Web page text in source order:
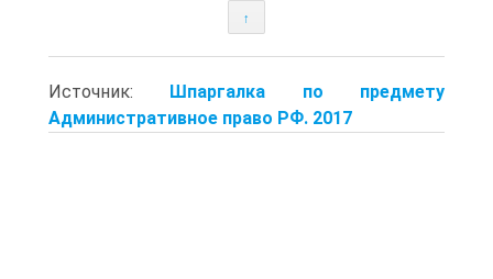
↑
Источник: Шпаргалка по предмету
Административное право РФ. 2017